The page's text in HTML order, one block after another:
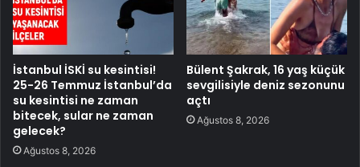
İstanbul İSKİ su kesintisi!
25-26 Temmuz İstanbul’da
su kesintisi ne zaman
bitecek, sular ne zaman
gelecek?
Ağustos 8, 2026
Bülent Şakrak, 16 yaş küçük
sevgilisiyle deniz sezonunu
açtı
Ağustos 8, 2026